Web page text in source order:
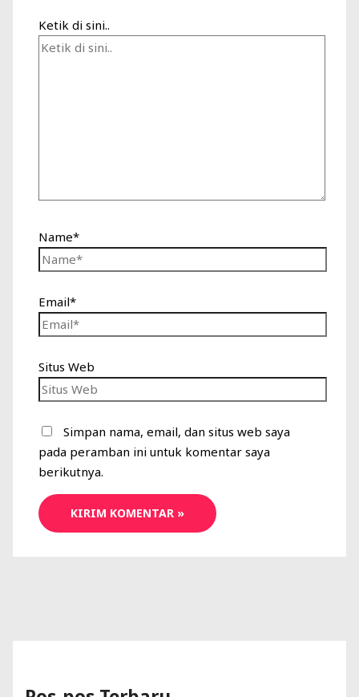
Ketik di sini..
Name*
Email*
Situs Web
Simpan nama, email, dan situs web saya
pada peramban ini untuk komentar saya
berikutnya.